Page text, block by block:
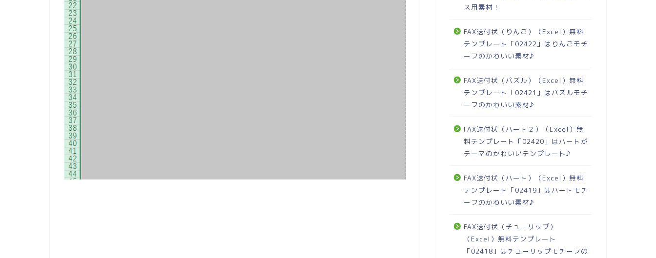
ス用素材！
FAX送付状（りんご）（Excel）無料
テンプレート「02422」はりんごモチ
ーフのかわいい素材♪
FAX送付状（パズル）（Excel）無料
テンプレート「02421」はパズルモチ
ーフのかわいい素材♪
FAX送付状（ハート２）（Excel）無
料テンプレート「02420」はハートが
テーマのかわいいテンプレート♪
FAX送付状（ハート）（Excel）無料
テンプレート「02419」はハートモチ
ーフのかわいい素材♪
FAX送付状（チューリップ）
（Excel）無料テンプレート
「02418」はチューリップモチーフの